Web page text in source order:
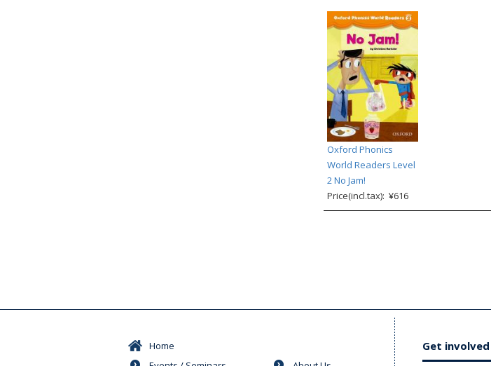
Oxford Phonics
World Readers Level
2 No Jam!
Price(incl.tax): ¥616
Home
Get involved